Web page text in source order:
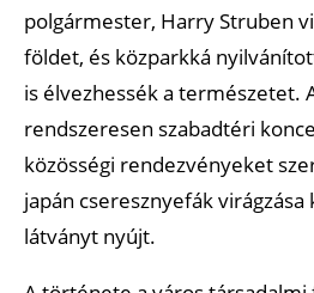
polgármester, Harry Struben
földet, és közparkká
is élvezhessék a természetet.
rendszeresen szabadtéri
közösségi rendezvényeket
japán cseresznyefák
látványt nyújt.